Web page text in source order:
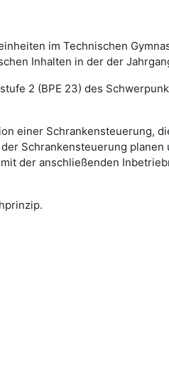
im Technischen
Inhalten in der der
2 (BPE 23) des
einer Schrankensteuerung,
Schrankensteuerung planen
der anschließenden